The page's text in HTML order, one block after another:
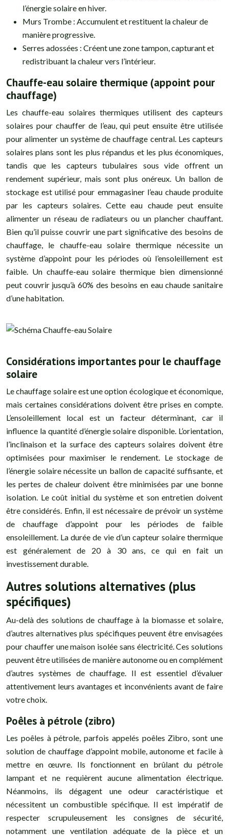
l’énergie solaire en hiver.
Murs Trombe : Accumulent et restituent la chaleur de
manière progressive.
Serres adossées : Créent une zone tampon, capturant et
redistribuant la chaleur vers l’intérieur.
Chauffe-eau solaire thermique (appoint pour
chauffage)
Les chauffe-eau solaires thermiques utilisent des capteurs
solaires pour chauffer de l’eau, qui peut ensuite être utilisée
pour alimenter un système de chauffage central. Les capteurs
solaires plans sont les plus répandus et les plus économiques,
tandis que les capteurs tubulaires sous vide offrent un
rendement supérieur, mais sont plus onéreux. Un ballon de
stockage est utilisé pour emmagasiner l’eau chaude produite
par les capteurs solaires. Cette eau chaude peut ensuite
alimenter un réseau de radiateurs ou un plancher chauffant.
Bien qu’il puisse couvrir une part significative des besoins de
chauffage, le chauffe-eau solaire thermique nécessite un
système d’appoint pour les périodes où l’ensoleillement est
faible. Un chauffe-eau solaire thermique bien dimensionné
peut couvrir jusqu’à 60% des besoins en eau chaude sanitaire
d’une habitation.
Considérations importantes pour le chauffage
solaire
Le chauffage solaire est une option écologique et économique,
mais certaines considérations doivent être prises en compte.
L’ensoleillement local est un facteur déterminant, car il
influence la quantité d’énergie solaire disponible. L’orientation,
l’inclinaison et la surface des capteurs solaires doivent être
optimisées pour maximiser le rendement. Le stockage de
l’énergie solaire nécessite un ballon de capacité suffisante, et
les pertes de chaleur doivent être minimisées par une bonne
isolation. Le coût initial du système et son entretien doivent
être considérés. Enfin, il est nécessaire de prévoir un système
de chauffage d’appoint pour les périodes de faible
ensoleillement. La durée de vie d’un capteur solaire thermique
est généralement de 20 à 30 ans, ce qui en fait un
investissement durable.
Autres solutions alternatives (plus
spécifiques)
Au-delà des solutions de chauffage à la biomasse et solaire,
d’autres alternatives plus spécifiques peuvent être envisagées
pour chauffer une maison isolée sans électricité. Ces solutions
peuvent être utilisées de manière autonome ou en complément
d’autres systèmes de chauffage. Il est essentiel d’évaluer
attentivement leurs avantages et inconvénients avant de faire
votre choix.
Poêles à pétrole (zibro)
Les poêles à pétrole, parfois appelés poêles Zibro, sont une
solution de chauffage d’appoint mobile, autonome et facile à
mettre en œuvre. Ils fonctionnent en brûlant du pétrole
lampant et ne requièrent aucune alimentation électrique.
Néanmoins, ils dégagent une odeur caractéristique et
nécessitent un combustible spécifique. Il est impératif de
respecter scrupuleusement les consignes de sécurité,
notamment une ventilation adéquate de la pièce et un